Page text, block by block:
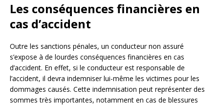
Les conséquences financières en
cas d’accident
Outre les sanctions pénales, un conducteur non assuré
s’expose à de lourdes conséquences financières en cas
d’accident. En effet, si le conducteur est responsable de
l’accident, il devra indemniser lui-même les victimes pour les
dommages causés. Cette indemnisation peut représenter des
sommes très importantes, notamment en cas de blessures